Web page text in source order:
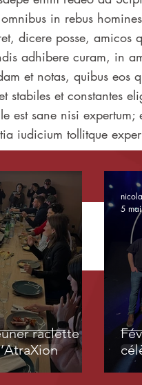
in rebus
dicere posse, amicos
adhibere curam, in
et notas, quibus eos
stabiles et constantes
est sane nisi
iudicium tollitque
raclette &
5 mai